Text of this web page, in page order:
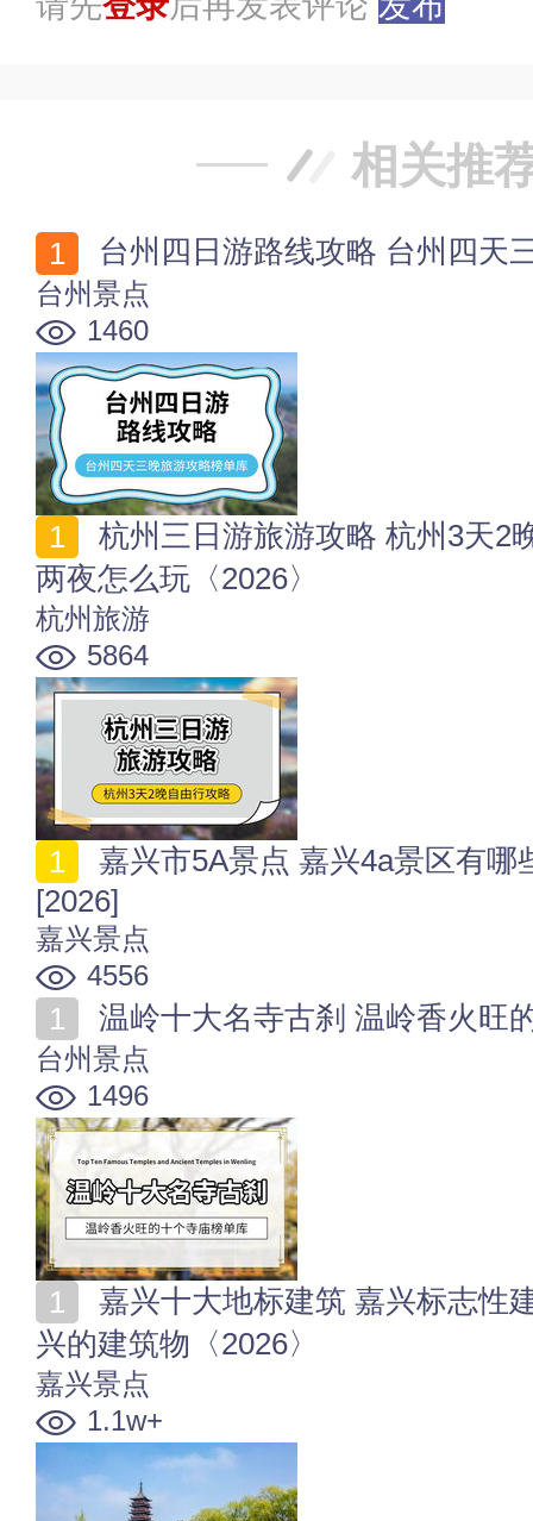
相关推
台州四日游路线攻略 台州四天
台州景点
1460
两夜怎么玩〈2026〉
杭州旅游
5864
[2026]
嘉兴景点
4556
温岭十大名寺古刹 温岭香火旺
台州景点
1496
兴的建筑物〈2026〉
嘉兴景点
1.1w+